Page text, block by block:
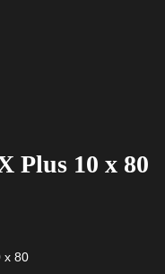
Plus 10 x 80
x 80